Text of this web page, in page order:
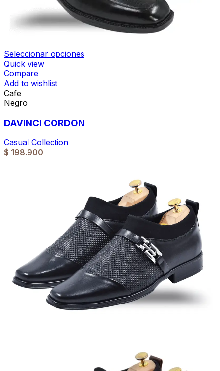
Seleccionar opciones
Quick view
Compare
Add to wishlist
Cafe
Negro
DAVINCI CORDON
Casual Collection
$ 198.900